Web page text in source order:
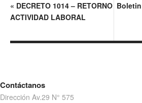
« DECRETO 1014 – RETORNO
ACTIVIDAD LABORAL
Contáctanos
Dirección Av.29 N° 575